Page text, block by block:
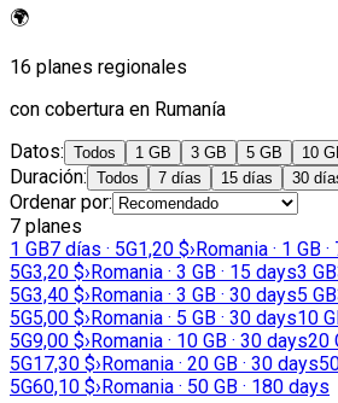
🌍
16 planes regionales
con cobertura en Rumanía
Datos: Todos 1 GB 3 GB 5 GB 10
Duración: Todos 7 días 15 días 30
Ordenar por:
7 planes
1 GB7 días · 5G1,20 $›Romania · 1 GB
5G3,20 $›Romania · 3 GB · 15 days3 GB
5G3,40 $›Romania · 3 GB · 30 days5 GB
5G5,00 $›Romania · 5 GB · 30 days10
5G9,00 $›Romania · 10 GB · 30 days20
5G17,30 $›Romania · 20 GB · 30 days
5G60,10 $›Romania · 50 GB · 180 days